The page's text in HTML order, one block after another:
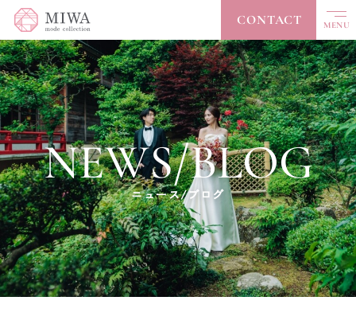
CONTACT MENU
CLOSE
TOP トップ
ABOUT 私たちについて
COLLECTION コレクション
ACCESSORY アクセサリー
ACCESS アクセス
NEWS/BLOG
ニュース/ブログ